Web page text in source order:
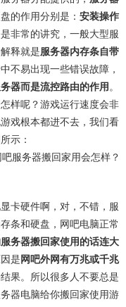
的作用分别是：安装操作
非常的讲究，一般大型服
释就是服务器内存条自带
不易出现一些错误故障，
器而是流控路由的作用 。
样呢？游戏运行速度会非
戏根本都进不去，我们看
示：
卡硬件啊，对，不错，服
条和硬盘，网吧电脑正常
务器搬回家使用的话连大
是网吧外网有万兆或千兆
果。所以很多人不要总是
器电脑给你搬回家使用游